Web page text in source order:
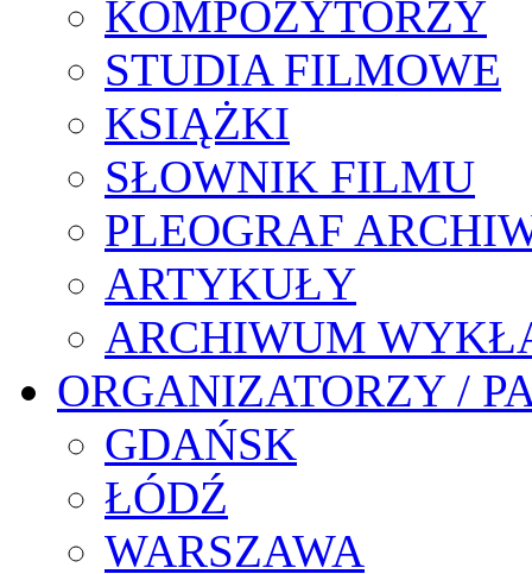
KOMPOZYTORZY
STUDIA FILMOWE
KSIĄŻKI
SŁOWNIK FILMU
PLEOGRAF
ARTYKUŁY
ARCHIWUM
ORGANIZATORZY /
GDAŃSK
ŁÓDŹ
WARSZAWA